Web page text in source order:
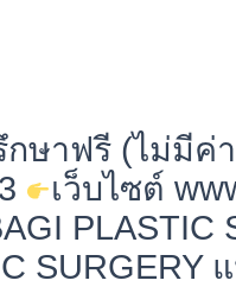
ษาฟรี (ไม่มีค่
เว็บไซต์
PLASTIC
SURGERY